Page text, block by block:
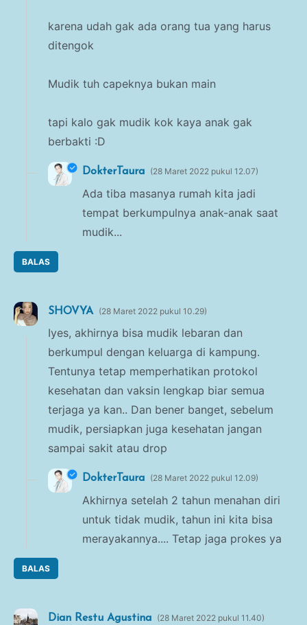
karena udah gak ada orang tua yang harus
ditengok
Mudik tuh capeknya bukan main
tapi kalo gak mudik kok kaya anak gak
berbakti :D
BALAS
DokterTaura 28 Maret 2022 pukul 12.07
Ada tiba masanya rumah kita jadi
tempat berkumpulnya anak-anak saat
mudik...
SHOVYA 28 Maret 2022 pukul 10.29
Iyes, akhirnya bisa mudik lebaran dan
berkumpul dengan keluarga di kampung.
Tentunya tetap memperhatikan protokol
kesehatan dan vaksin lengkap biar semua
terjaga ya kan.. Dan bener banget, sebelum
mudik, persiapkan juga kesehatan jangan
sampai sakit atau drop
BALAS
DokterTaura 28 Maret 2022 pukul 12.09
Akhirnya setelah 2 tahun menahan diri
untuk tidak mudik, tahun ini kita bisa
merayakannya.... Tetap jaga prokes ya
Dian Restu Agustina 28 Maret 2022 pukul 11.40